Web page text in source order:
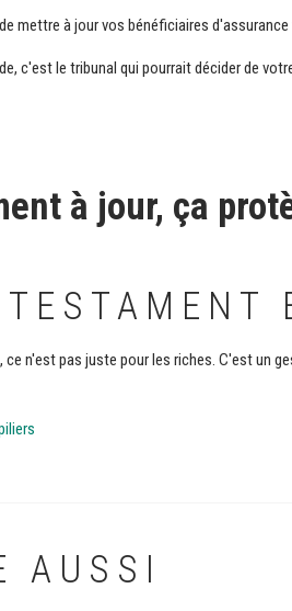
mettre à jour vos bénéficiaires d'assurance
c'est le tribunal qui pourrait décider de
à jour, ça
TESTAMENT
n'est pas juste pour les riches. C'est un
AUSSI